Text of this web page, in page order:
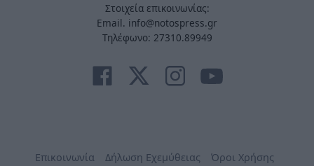
Στοιχεία επικοινωνίας:
Email. info@notospress.gr
Τηλέφωνο: 27310.89949
Επικοινωνία Δήλωση Εχεμύθειας Όροι Χρήσης